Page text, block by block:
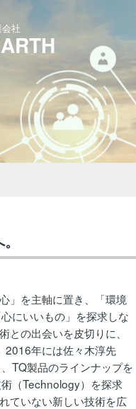
社
」を主軸に置き、「環境
にいいもの」を探求しな
の出会いを皮切りに、
2016年には佐々木淳先
TQ製品のラインナップを
（Technology）を探求
ていない新しい技術を広